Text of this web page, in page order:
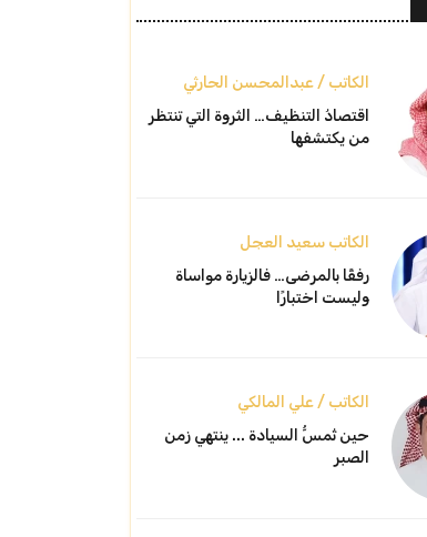
الكاتب / عبدالمحسن الحارثي
اقتصادُ التنظيف… الثروة التي تنتظر
من يكتشفها
الكاتب سعيد العجل
رفقًا بالمرضى… فالزيارة مواساة
وليست اختبارًا
الكاتب / علي المالكي
حين تُمسُّ السيادة ... ينتهي زمن
الصبر